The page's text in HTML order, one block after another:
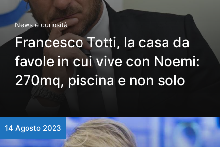
News e curiosità
Francesco Totti, la casa da
favole in cui vive con Noemi:
270mq, piscina e non solo
14 Agosto 2023